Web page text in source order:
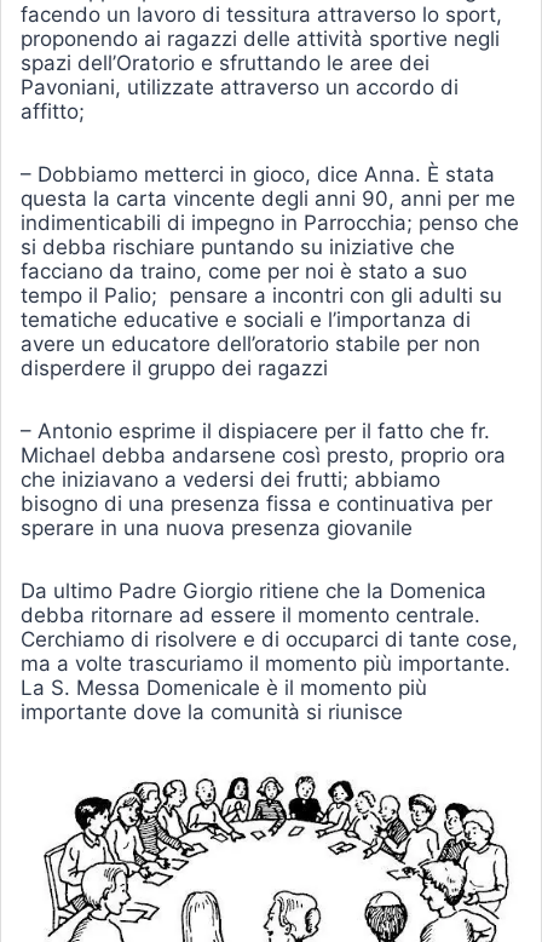
facendo un lavoro di tessitura attraverso lo sport,
proponendo ai ragazzi delle attività sportive negli
spazi dell’Oratorio e sfruttando le aree dei
Pavoniani, utilizzate attraverso un accordo di
affitto;
– Dobbiamo metterci in gioco, dice Anna. È stata
questa la carta vincente degli anni 90, anni per me
indimenticabili di impegno in Parrocchia; penso che
si debba rischiare puntando su iniziative che
facciano da traino, come per noi è stato a suo
tempo il Palio; pensare a incontri con gli adulti su
tematiche educative e sociali e l’importanza di
avere un educatore dell’oratorio stabile per non
disperdere il gruppo dei ragazzi
– Antonio esprime il dispiacere per il fatto che fr.
Michael debba andarsene così presto, proprio ora
che iniziavano a vedersi dei frutti; abbiamo
bisogno di una presenza fissa e continuativa per
sperare in una nuova presenza giovanile
Da ultimo Padre Giorgio ritiene che la Domenica
debba ritornare ad essere il momento centrale.
Cerchiamo di risolvere e di occuparci di tante cose,
ma a volte trascuriamo il momento più importante.
La S. Messa Domenicale è il momento più
importante dove la comunità si riunisce